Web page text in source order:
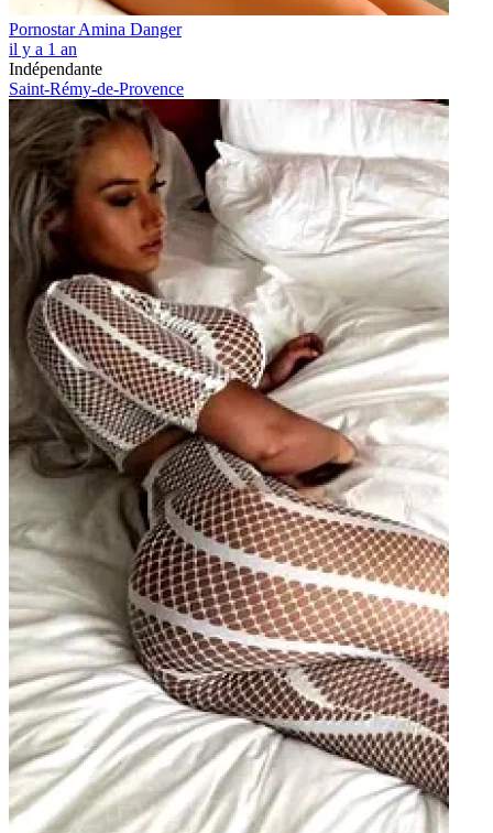
Pornostar Amina Danger
il y a 1 an
Indépendante
Saint-Rémy-de-Provence